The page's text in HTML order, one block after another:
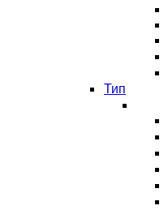
Тип